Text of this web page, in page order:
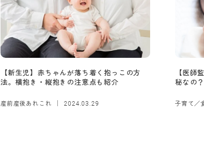
【新生児】赤ちゃんが落ち着く抱っこの方
法。横抱き・縦抱きの注意点も紹介
産前産後あれこれ 2024.03.29
【医師
秘なの
子育て／